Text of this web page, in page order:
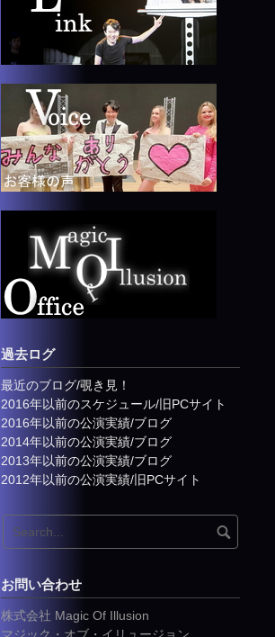
過去ログ
最近のブログ/覗き見！
2016年以前のスケジュール/旧PCサイト
2016年以前の公演実績/ブログ
2014年以前の公演実績/ブログ
2013年以前の公演実績/ブログ
2012年以前の公演実績/旧PCサイト
お問い合わせ
株式会社 Magic Of Illusion
マジック・オブ・イリュージョン